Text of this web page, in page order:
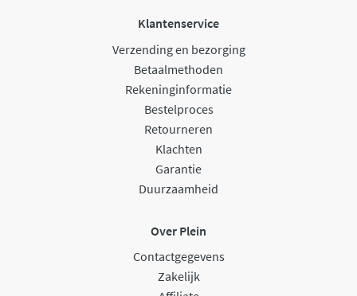
Klantenservice
Verzending en bezorging
Betaalmethoden
Rekeninginformatie
Bestelproces
Retourneren
Klachten
Garantie
Duurzaamheid
Over Plein
Contactgegevens
Zakelijk